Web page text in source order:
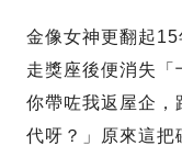
金像女神更翻起
走獎座後便消失「
你帶咗我返屋企，
代呀？」原來這把